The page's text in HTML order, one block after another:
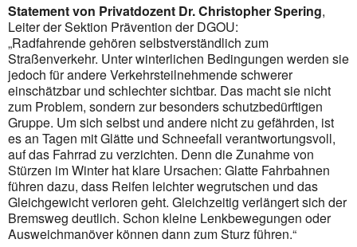
Statement von Privatdozent Dr. Christopher Spering,
Leiter der Sektion Prävention der DGOU:
„Radfahrende gehören selbstverständlich zum
Straßenverkehr. Unter winterlichen Bedingungen werden sie
jedoch für andere Verkehrsteilnehmende schwerer
einschätzbar und schlechter sichtbar. Das macht sie nicht
zum Problem, sondern zur besonders schutzbedürftigen
Gruppe. Um sich selbst und andere nicht zu gefährden, ist
es an Tagen mit Glätte und Schneefall verantwortungsvoll,
auf das Fahrrad zu verzichten. Denn die Zunahme von
Stürzen im Winter hat klare Ursachen: Glatte Fahrbahnen
führen dazu, dass Reifen leichter wegrutschen und das
Gleichgewicht verloren geht. Gleichzeitig verlängert sich der
Bremsweg deutlich. Schon kleine Lenkbewegungen oder
Ausweichmanöver können dann zum Sturz führen.“